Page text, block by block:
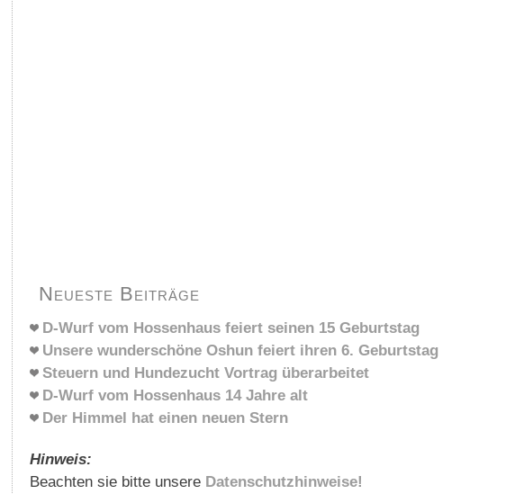
Neueste Beiträge
D-Wurf vom Hossenhaus feiert seinen 15 Geburtstag
Unsere wunderschöne Oshun feiert ihren 6. Geburtstag
Steuern und Hundezucht Vortrag überarbeitet
D-Wurf vom Hossenhaus 14 Jahre alt
Der Himmel hat einen neuen Stern
Hinweis:
Beachten sie bitte unsere Datenschutzhinweise!